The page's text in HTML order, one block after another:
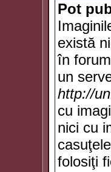
Pot
există
în
un
http://
cu
nici cu
folosiţi